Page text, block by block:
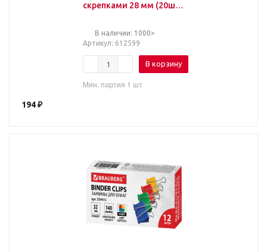
скрепками 28 мм (20шт.)
В наличии: 1000>
Артикул: 612599
В корзину
Мин. партия 1 шт
194₽